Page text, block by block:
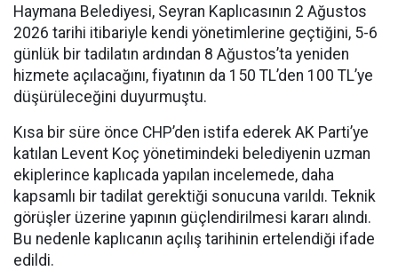
Haymana Belediyesi, Seyran Kaplıcasının 2 Ağustos
2026 tarihi itibariyle kendi yönetimlerine geçtiğini, 5-6
günlük bir tadilatın ardından 8 Ağustos’ta yeniden
hizmete açılacağını, fiyatının da 150 TL’den 100 TL’ye
düşürüleceğini duyurmuştu.
Kısa bir süre önce CHP’den istifa ederek AK Parti’ye
katılan Levent Koç yönetimindeki belediyenin uzman
ekiplerince kaplıcada yapılan incelemede, daha
kapsamlı bir tadilat gerektiği sonucuna varıldı. Teknik
görüşler üzerine yapının güçlendirilmesi kararı alındı.
Bu nedenle kaplıcanın açılış tarihinin ertelendiği ifade
edildi.